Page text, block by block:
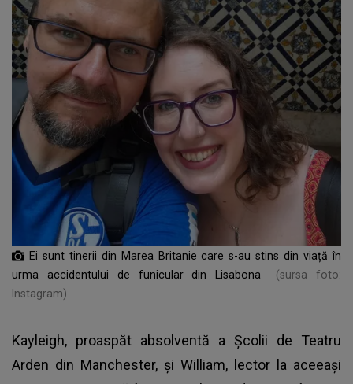
Ei sunt tinerii din Marea Britanie care s-au stins din viață în
urma accidentului de funicular din Lisabona
(sursa foto:
Instagram)
Kayleigh, proaspăt absolventă a Școlii de Teatru
Arden din Manchester, și William, lector la aceeași